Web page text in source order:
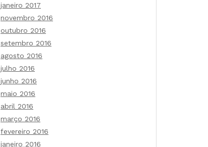
janeiro 2017
novembro 2016
outubro 2016
setembro 2016
agosto 2016
julho 2016
junho 2016
maio 2016
abril 2016
março 2016
fevereiro 2016
janeiro 2016